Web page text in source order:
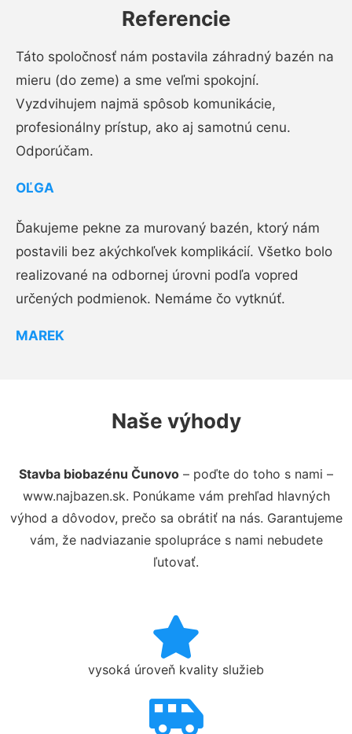
Referencie
Táto spoločnosť nám postavila záhradný bazén na
mieru (do zeme) a sme veľmi spokojní.
Vyzdvihujem najmä spôsob komunikácie,
profesionálny prístup, ako aj samotnú cenu.
Odporúčam.
OĽGA
Ďakujeme pekne za murovaný bazén, ktorý nám
postavili bez akýchkoľvek komplikácií. Všetko bolo
realizované na odbornej úrovni podľa vopred
určených podmienok. Nemáme čo vytknúť.
MAREK
Naše výhody
Stavba biobazénu Čunovo – poďte do toho s nami –
www.najbazen.sk. Ponúkame vám prehľad hlavných
výhod a dôvodov, prečo sa obrátiť na nás. Garantujeme
vám, že nadviazanie spolupráce s nami nebudete
ľutovať.
vysoká úroveň kvality služieb